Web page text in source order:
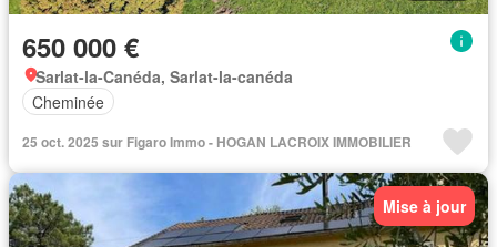
650 000 €
Sarlat-la-Canéda, Sarlat-la-canéda
Cheminée
25 oct. 2025 sur Figaro Immo - HOGAN LACROIX IMMOBILIER
Mise à jour